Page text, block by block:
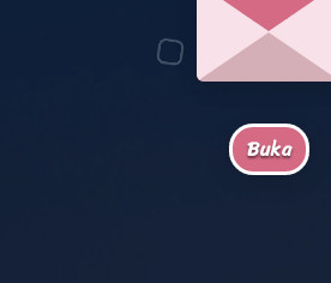
Alooo
Kamuu! ✨
Buka